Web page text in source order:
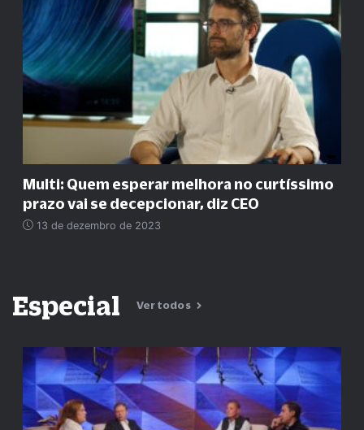
Multi: Quem esperar melhora no curtíssimo
prazo vai se decepcionar, diz CEO
13 de dezembro de 2023
Especial Ver todos